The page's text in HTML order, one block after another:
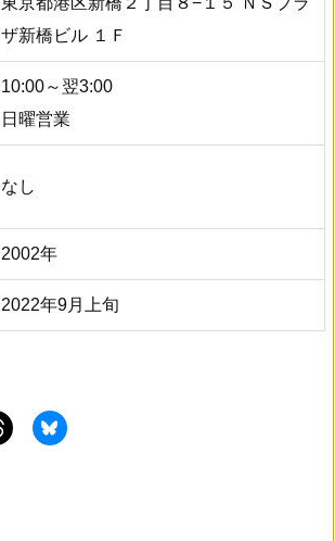
ザ新橋ビル １Ｆ
10:00～翌3:00
日曜営業
なし
2002年
2022年9月上旬